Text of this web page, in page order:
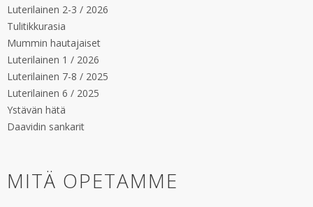
Luterilainen 2-3 / 2026
Tulitikkurasia
Mummin hautajaiset
Luterilainen 1 / 2026
Luterilainen 7-8 / 2025
Luterilainen 6 / 2025
Ystävän hätä
Daavidin sankarit
MITÄ OPETAMME